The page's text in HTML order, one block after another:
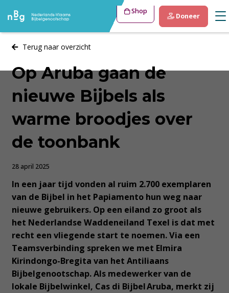
Shop
Doneer
Terug naar overzicht
Op Aruba gaan de
nieuwe Bijbels als
warme broodjes over
de toonbank
28 april 2025
In een jaar tijd vonden al ruim 2.700 exemplaren
van de Bijbel in het Papiamento hun weg naar
nieuwe gebruikers. Op een eiland zo groot als
het Nederlandse Waddeneiland Texel is dat met
recht een vliegende start te noemen. Via een
Teamsverbinding spreken we met Elmira
Kirindongo-Bregita van het Antiliaans
Bijbelgenootschap. Als medewerker van de
lokale Bijbelwinkel, Cas di Bijbel Aruba, merkt zij